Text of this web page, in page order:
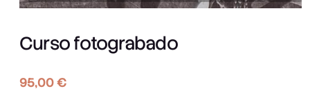
Curso fotograbado
95,00€